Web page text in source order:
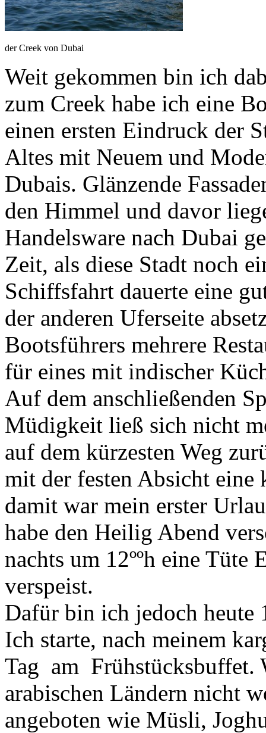
der Creek von Dubai
Weit gekommen bin ich
zum Creek habe ich eine
einen ersten Eindruck der
Altes mit Neuem und
Dubais. Glänzende
den Himmel und davor
Handelsware nach Dubai
Zeit, als diese Stadt noch
Schiffsfahrt dauerte eine
der anderen Uferseite
Bootsführers mehrere
für eines mit indischer
Auf dem anschließenden
Müdigkeit ließ sich nicht
auf dem kürzesten Weg
mit der festen Absicht eine
damit war mein erster
habe den Heilig Abend
nachts um 12ººh eine Tüte
verspeist.
Dafür bin ich jedoch
Ich starte, nach meinem
Tag am Frühstücksbuffet.
arabischen Ländern nicht
angeboten wie Müsli,